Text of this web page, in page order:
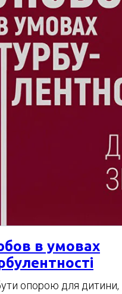
в умовах
опорою для дитини,